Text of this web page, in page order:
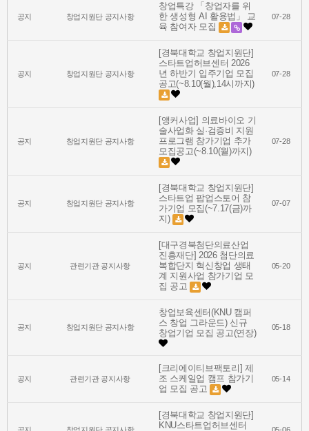
공지 창업지원단 공지사항
창업특강 「창업자를 위
한 생성형 AI 활용법」 교
육 참여자 모집
07-28
공지 창업지원단 공지사항
[경북대학교 창업지원단]
스타트업허브센터 2026
년 하반기 입주기업 모집
공고(~8.10(월),14시까지)
07-28
공지 창업지원단 공지사항
[앵커사업] 의료바이오 기
술사업화 실·검증비 지원
프로그램 참가기업 추가
모집공고(~8.10(월)까지)
07-28
공지 창업지원단 공지사항
[경북대학교 창업지원단]
스타트업 팝업스토어 참
가기업 모집(~7.17(금)까
지)
07-07
공지 관련기관 공지사항
[대구경북첨단의료산업
진흥재단] 2026 첨단의료
복합단지 혁신창업 생태
계 지원사업 참가기업 모
집 공고
05-20
공지 창업지원단 공지사항
창업보육센터(KNU 캠퍼
스 창업 그라운드) 신규
창업기업 모집 공고(연장)
05-18
공지 관련기관 공지사항
[크리에이티브팩토리] 제
조 스케일업 캠프 참가기
업 모집 공고
05-14
[경북대학교 창업지원단]
KNU스타트업허브센터